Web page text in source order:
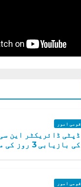
قومی امور
ڈپٹی ڈائریکٹر این
کی بازیابی 3 روز کی مہلت
قومی امور